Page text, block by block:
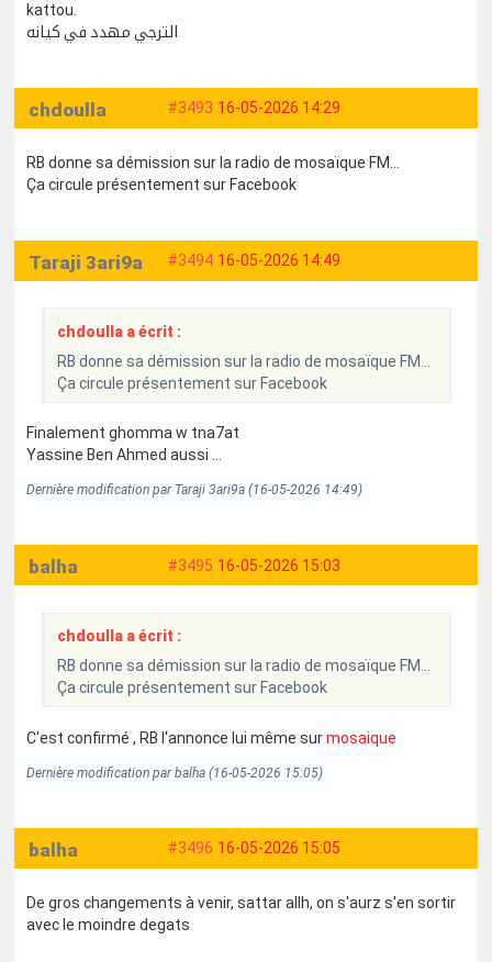
kattou.
الترجي مهدد في كيانه
#3493 16-05-2026 14:29
chdoulla
RB donne sa démission sur la radio de mosaïque FM...
Ça circule présentement sur Facebook
#3494 16-05-2026 14:49
Taraji 3ari9a
chdoulla a écrit :
RB donne sa démission sur la radio de mosaïque FM...
Ça circule présentement sur Facebook
Finalement ghomma w tna7at
Yassine Ben Ahmed aussi …
Dernière modification par Taraji 3ari9a (16-05-2026 14:49)
#3495 16-05-2026 15:03
balha
chdoulla a écrit :
RB donne sa démission sur la radio de mosaïque FM...
Ça circule présentement sur Facebook
C'est confirmé , RB l'annonce lui même surmosaique
Dernière modification par balha (16-05-2026 15:05)
#3496 16-05-2026 15:05
balha
De gros changements à venir, sattar allh, on s'aurz s'en sortir
avec le moindre degats